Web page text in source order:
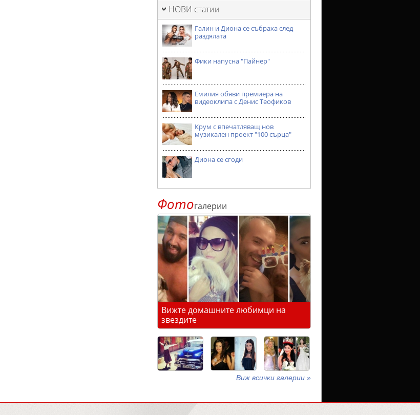
НОВИ статии
Галин и Диона се събраха след
раздялата
Фики напусна "Пайнер"
Емилия обяви премиера на
видеоклипа с Денис Теофиков
Крум с впечатляващ нов
музикален проект "100 сърца"
Диона се сгоди
Фотогалерии
Вижте домашните любимци на
звездите
Виж всички галерии »